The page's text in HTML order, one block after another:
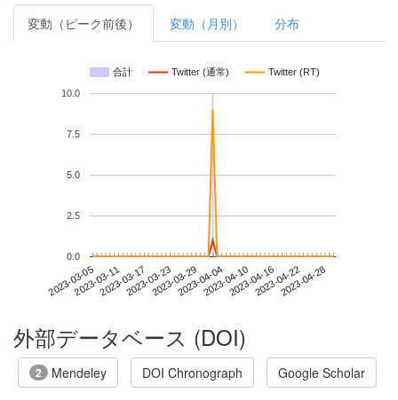
変動（ピーク前後） 変動（月別） 分布
合計 Twitter (通常) Twitter (RT)
2023-03-052023-03-112023-03-172023-03-232023-03-292023-04-042023-04-102023-04-162023-04-222023-04-28
0.0
2.5
5.0
7.5
10.0
外部データベース (DOI)
2 Mendeley DOI Chronograph Google Scholar